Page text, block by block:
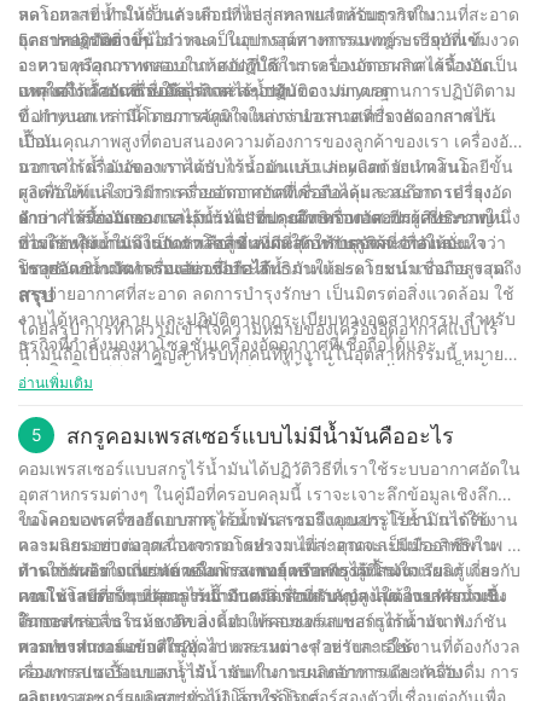
ลดโอกาสที่น้ำมันรั่วและหก นำไปสู่สภาพแวดล้อมการทำงานที่สะอาด
และปลอดภัยยิ่งขึ้น
หลากหลาย ทำให้เป็นตัวเลือกที่หลากหลายสำหรับธุรกิจใน
อุตสาหกรรมต่างๆ ไม่ว่าจะเป็นอุปกรณ์ทางการแพทย์ บรรจุภัณฑ์
อาหาร หรือการทดสอบในห้องปฏิบัติการ เครื่องอัดอากาศไร้น้ำมันเป็น
แหล่งอากาศอัดที่เชื่อถือได้และสะอาด
5. การปฏิบัติตามข้อกำหนด: ในบางอุตสาหกรรม กฎระเบียบที่เข้มงวด
จะควบคุมคุณภาพของอากาศอัดที่ใช้ในกระบวนการผลิต เครื่องอัด
อากาศไร้น้ำมันช่วยให้ธุรกิจต่างๆ ปฏิบัติตามมาตรฐานการปฏิบัติตาม
ข้อกำหนดเหล่านี้โดยการจัดหาแหล่งจ่ายอากาศที่ปราศจากสารปน
เปื้อน
เหตุใดจึงเลือกเครื่องอัดอากาศไร้น้ำมันของ Jinyuan
ที่ Jinyuan เรามีความภาคภูมิใจในการนำเสนอเครื่องอัดอากาศไร้
น้ำมันคุณภาพสูงที่ตอบสนองความต้องการของลูกค้าของเรา เครื่องอัด
อากาศไร้น้ำมันของเราได้รับการออกแบบและผลิตด้วยเทคโนโลยีขั้น
สูงเพื่อให้แน่ใจว่ามีการจ่ายอากาศอัดที่เชื่อถือได้และสะอาด เครื่องอัด
อากาศไร้น้ำมันของเรามุ่งเน้นไปที่ประสิทธิภาพและประสิทธิภาพใน
การใช้พลังงาน จึงเป็นตัวเลือกที่เหมาะสำหรับธุรกิจที่กำลังมองหา
โซลูชันเชิงนวัตกรรมและเชื่อถือได้
นอกจากเครื่องอัดอากาศแบบไร้น้ำมันแล้ว Jinyuan ยังนำเสนอ
ผลิตภัณฑ์และบริการเครื่องอัดอากาศที่ครอบคลุม รวมถึงการบำรุง
รักษา การซ่อมแซม และการทดสอบคุณภาพอากาศ ทีมผู้เชี่ยวชาญ
ของเราทุ่มเทในการจัดหาโซลูชั่นที่ดีที่สุดให้กับลูกค้า เพื่อให้มั่นใจว่า
ระบบอัดอากาศทำงานอย่างมีประสิทธิภาพและความน่าเชื่อถือสูงสุด
คำว่า “เครื่องอัดอากาศไร้น้ำมัน” หมายถึงเครื่องอัดอากาศประเภทหนึ่ง
ที่ไม่ต้องใช้น้ำมันในการหล่อลื่น ส่งผลให้อากาศอัดสะอาดและ
ปราศจากน้ำมัน เครื่องอัดอากาศไร้น้ำมันให้ประโยชน์มากมาย รวมถึง
การจ่ายอากาศที่สะอาด ลดการบำรุงรักษา เป็นมิตรต่อสิ่งแวดล้อม ใช้
งานได้หลากหลาย และปฏิบัติตามกฎระเบียบทางอุตสาหกรรม สำหรับ
ธุรกิจที่กำลังมองหาโซลูชันเครื่องอัดอากาศที่เชื่อถือได้และ
ประสิทธิภาพสูง เครื่องอัดอากาศแบบไร้น้ำมันของ Jinyuan เป็นตัว
เลือกที่ยอดเยี่ยม ด้วยการมุ่งเน้นไปที่นวัตกรรมและความพึงพอใจของ
ลูกค้า Jinyuan มุ่งมั่นที่จะนำเสนอผลิตภัณฑ์และบริการคุณภาพสูง
สำหรับความต้องการอากาศอัดทั้งหมด
สรุป
โดยสรุป การทำความเข้าใจความหมายของเครื่องอัดอากาศแบบไร้
น้ำมันถือเป็นสิ่งสำคัญสำหรับทุกคนที่ทำงานในอุตสาหกรรมนี้ หมายถึง
คอมเพรสเซอร์ที่ไม่ต้องใช้น้ำมันในการทำงาน ทำให้เป็นมิตรต่อสิ่ง
ในอุตสาหกรรม เรามีความเชี่ยวชาญในการจัดหาเครื่องอัดอากาศไร้
น้ำมันที่เชื่อถือได้ ซึ่งตรงตามมาตรฐานประสิทธิภาพและประสิทธิผล
สูงสุด ถือเป็นความมุ่งมั่นของเราที่จะนำเสนอโซลูชั่นที่เป็นนวัตกรรม
และยั่งยืนแก่ลูกค้าของเราต่อไป เพื่อให้มั่นใจว่าพวกเขาจะสามารถเข้า
ถึงเทคโนโลยีที่ดีที่สุดที่มีอยู่ได้ ดังนั้น เมื่อคุณนึกถึงเครื่องอัดอากาศ
แบบไร้น้ำมัน โปรดจำไว้ว่านั่นหมายถึงการอัดอากาศที่สะอาดขึ้นและ
มีประสิทธิภาพมากขึ้น และนั่นคือสิ่งที่เราทุกคนสามารถได้รับ
ประโยชน์จากมัน
อ่านเพิ่มเติม
5 สกรูคอมเพรสเซอร์แบบไม่มีน้ำมันคืออะไร
คอมเพรสเซอร์แบบสกรูไร้น้ำมันได้ปฏิวัติวิธีที่เราใช้ระบบอากาศอัดใน
อุตสาหกรรมต่างๆ ในคู่มือที่ครอบคลุมนี้ เราจะเจาะลึกข้อมูลเชิงลึก
ของคอมเพรสเซอร์แบบสกรูไร้น้ำมัน รวมถึงคุณประโยชน์ การใช้งาน
และผลกระทบต่ออุตสาหกรรมโดยรวม ไม่ว่าคุณจะเป็นมืออาชีพใน
ด้านการผลิต ยานยนต์ หรือการแพทย์ หรือเพียงผู้ที่สนใจเรียนรู้เกี่ยวกับ
เทคโนโลยีที่เป็นนวัตกรรมนี้ มีบางสิ่งสำหรับทุกคนในการสำรวจเชิง
ลึกของเรา
ในโลกของเครื่องอัดอากาศ คอมเพรสเซอร์แบบสกรูไร้น้ำมันได้รับ
ความนิยมอย่างมากเนื่องจากการทำงานที่สะอาดและมีประสิทธิภาพ มี
การใช้กันอย่างแพร่หลายในโรงงานอุตสาหกรรม โรงงานผลิต และ
การใช้งานต่างๆ ที่คุณภาพอากาศมีความสำคัญสูงสุด ในบทความนี้
เราจะสำรวจธรรมชาติของคอมเพรสเซอร์แบบสกรูไร้น้ำมัน ฟังก์ชัน
การทำงาน และข้อดีในอุตสาหกรรมต่างๆ อย่างละเอียด
ทำความเข้าใจเกี่ยวกับคอมเพรสเซอร์แบบสกรูไร้น้ำมัน:
คอมเพรสเซอร์แบบสกรูไร้น้ำมันตามชื่อที่แนะนำ ไม่ต้องอาศัยน้ำมัน
ในการหล่อลื่นในห้องอัด สิ่งนี้ทำให้คอมเพรสเซอร์แตกต่างจาก
คอมเพรสเซอร์แบบสกรูทั่วไป และเหมาะสำหรับการใช้งานที่ต้องกังวล
เรื่องการปนเปื้อนของน้ำมัน เช่น ในการผลิตอาหารและเครื่องดื่ม การ
พวกเขาทำงานอย่างไร?
คอมเพรสเซอร์แบบสกรูไร้น้ำมันทำงานบนหลักการเดียวกันกับ